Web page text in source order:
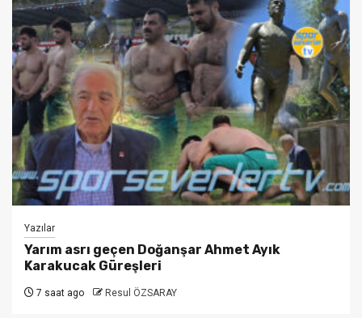
Yazılar
Yarım asrı geçen Doğanşar Ahmet Ayık
Karakucak Güreşleri
7 saat ago Resul ÖZSARAY